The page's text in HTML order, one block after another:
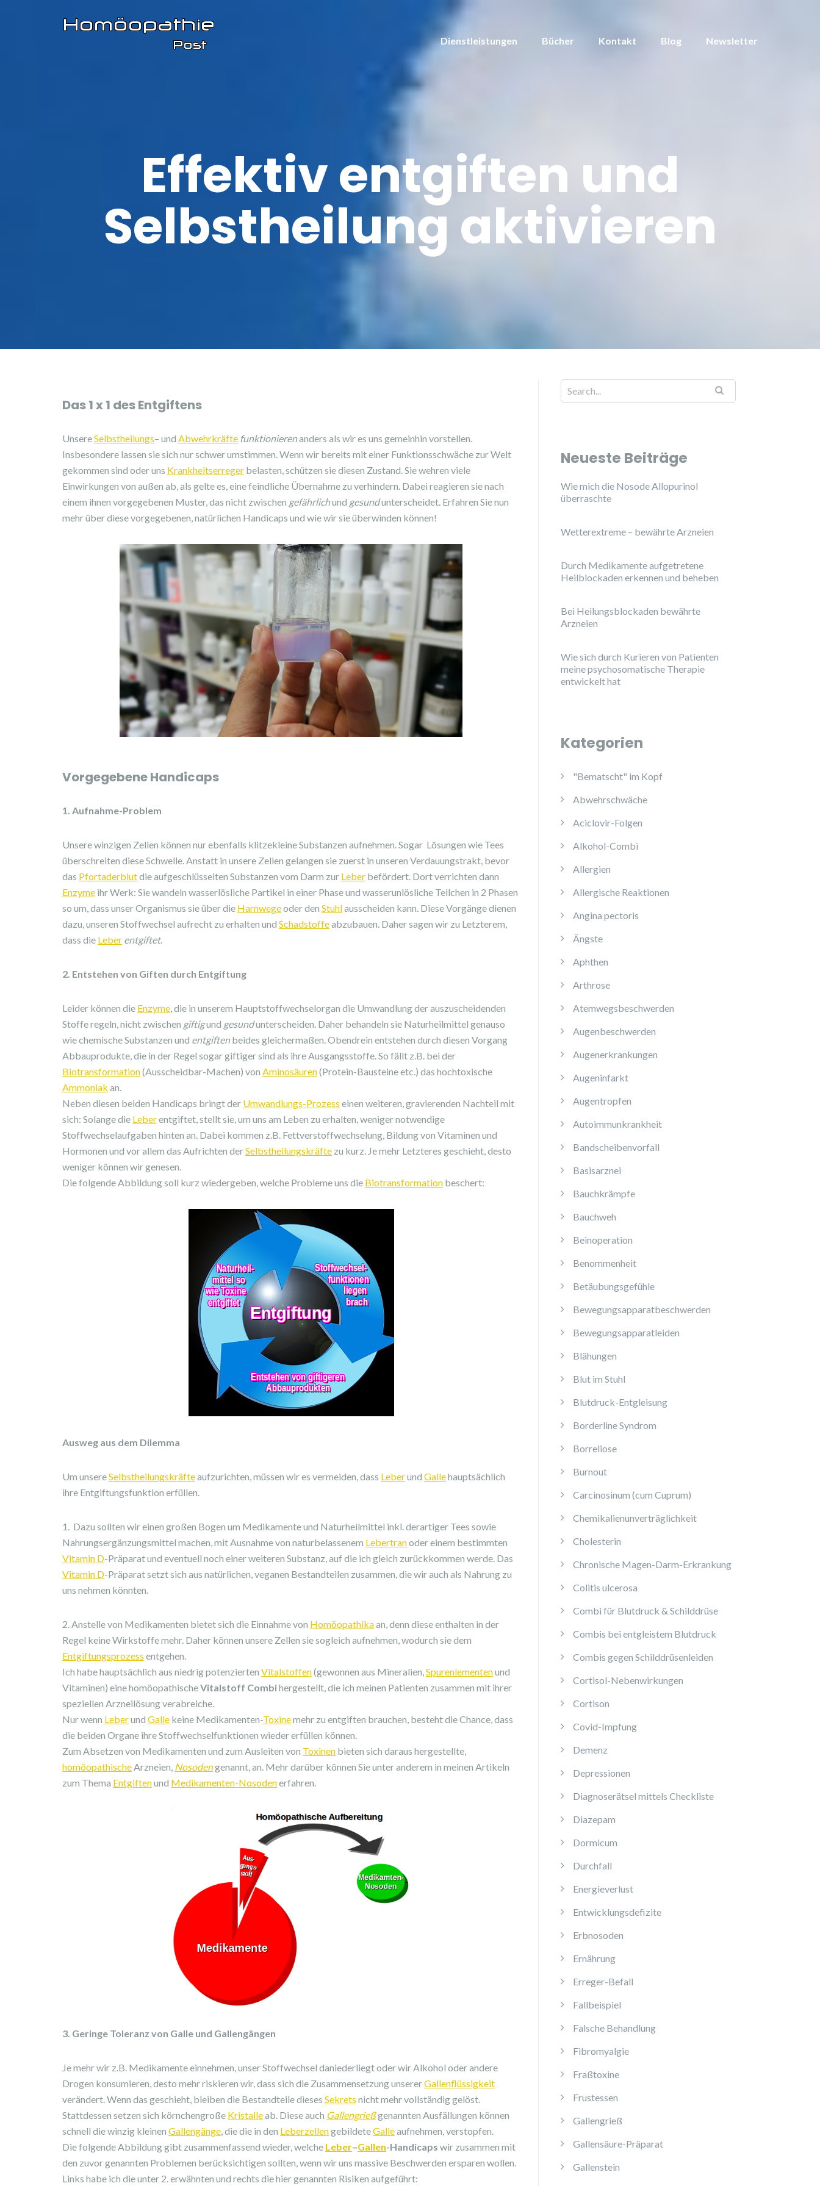
Dienstleistungen Bücher Kontakt Blog Newsletter
Effektiv entgiften und
Selbstheilung aktivieren
Das 1 x 1 des Entgiftens
UnsereSelbstheilungs– und Abwehrkräfte funktionierenanders als wir es uns gemeinhin vorstellen.
Insbesondere lassen sie sich nur schwer umstimmen. Wenn wir bereits mit einer Funktionsschwäche zur Welt
gekommen sind oder uns Krankheitserreger belasten, schützen sie diesen Zustand. Sie wehren viele
Einwirkungen von außen ab, als gelte es, eine feindliche Übernahme zu verhindern. Dabei reagieren sie nach
einem ihnen vorgegebenen Muster, das nicht zwischen gefährlichund gesundunterscheidet. Erfahren Sie nun
mehr über diese vorgegebenen, natürlichen Handicaps und wie wir sie überwinden können!
Vorgegebene Handicaps
1. Aufnahme-Problem
Unsere winzigen Zellen können nur ebenfalls klitzekleine Substanzen aufnehmen. Sogar Lösungen wie Tees
überschreiten diese Schwelle. Anstatt in unsere Zellen gelangen sie zuerst in unseren Verdauungstrakt, bevor
das Pfortaderblutdie aufgeschlüsselten Substanzen vom Darm zur Leber befördert. Dort verrichten dann
Enzyme ihr Werk: Sie wandeln wasserlösliche Partikel in einer Phase und wasserunlösliche Teilchen in 2 Phasen
so um, dass unser Organismus sie über die Harnwegeoder den Stuhlausscheiden kann. Diese Vorgänge dienen
dazu, unseren Stoffwechsel aufrecht zu erhalten und Schadstoffeabzubauen. Daher sagen wir zu Letzterem,
dass die Leber entgiftet.
2. Entstehen von Giften durch Entgiftung
Leider können die Enzyme, die in unserem Hauptstoffwechselorgan die Umwandlung der auszuscheidenden
Stoffe regeln, nicht zwischen giftigund gesundunterscheiden. Daher behandeln sie Naturheilmittel genauso
wie chemische Substanzen und entgiftenbeides gleichermaßen. Obendrein entstehen durch diesen Vorgang
Abbauprodukte, die in der Regel sogar giftiger sind als ihre Ausgangsstoffe. So fällt z.B. bei der
Biotransformation(Ausscheidbar-Machen) von Aminosäuren(Protein-Bausteine etc.) das hochtoxische
Ammoniak an.
Neben diesen beiden Handicaps bringt der Umwandlungs-Prozess einen weiteren, gravierenden Nachteil mit
sich: Solange die Leberentgiftet, stellt sie, um uns am Leben zu erhalten, weniger notwendige
Stoffwechselaufgaben hinten an. Dabei kommen z.B. Fettverstoffwechselung, Bildung von Vitaminen und
Hormonen und vor allem das Aufrichten derSelbstheilungskräfte zu kurz. Je mehr Letzteres geschieht, desto
weniger können wir genesen.
Die folgende Abbildung soll kurz wiedergeben, welche Probleme uns die Biotransformation beschert:
Ausweg aus dem Dilemma
Um unsereSelbstheilungskräfteaufzurichten, müssen wir es vermeiden, dass Leberund Gallehauptsächlich
ihre Entgiftungsfunktion erfüllen.
1. Dazu sollten wir einen großen Bogen um Medikamente und Naturheilmittel inkl. derartiger Tees sowie
Nahrungsergänzungsmittel machen, mit Ausnahme von naturbelassenem Lebertranoder einem bestimmten
Vitamin D-Präparat und eventuell noch einer weiteren Substanz, auf die ich gleich zurückkommen werde. Das
Vitamin D-Präparat setzt sich aus natürlichen, veganen Bestandteilen zusammen, die wir auch als Nahrung zu
uns nehmen könnten.
2. Anstelle von Medikamenten bietet sich die Einnahme von Homöopathikaan, denn diese enthalten in der
Regel keine Wirkstoffe mehr. Daher können unsere Zellen sie sogleich aufnehmen, wodurch sie dem
Entgiftungsprozess entgehen.
Ich habe hauptsächlich aus niedrig potenzierten Vitalstoffen(gewonnen aus Mineralien,Spurenlementenund
Vitaminen) eine homöopathischeVitalstoff Combihergestellt, die ich meinen Patienten zusammen mit ihrer
speziellen Arzneilösung verabreiche.
Nur wenn Leberund Galle keine Medikamenten-Toxinemehr zu entgiften brauchen, besteht die Chance, dass
die beiden Organe ihre Stoffwechselfunktionen wieder erfüllen können.
Zum Absetzen von Medikamenten und zum Ausleiten von Toxinen bieten sich daraus hergestellte,
homöopathischeArzneien, Nosodengenannt, an. Mehr darüber können Sie unter anderem in meinen Artikeln
zum Thema Entgiftenund Medikamenten-Nosodenerfahren.
3. Geringe Toleranz von Galle und Gallengängen
Je mehr wir z.B. Medikamente einnehmen, unser Stoffwechsel daniederliegt oder wir Alkohol oder andere
Drogen konsumieren, desto mehr riskieren wir, dass sich die Zusammensetzung unsererGallenflüssigkeit
verändert. Wenn das geschieht, bleiben die Bestandteile dieses Sekrets nicht mehr vollständig gelöst.
Stattdessen setzen sich körnchengroße Kristalleab. Diese auch Gallengrießgenannten Ausfällungen können
schnell die winzig kleinen Gallengänge , die die in den LeberzellengebildeteGalleaufnehmen, verstopfen.
Die folgende Abbildung gibt zusammenfassend wieder, welche Leber–Gallen-Handicaps wir zusammen mit
den zuvor genannten Problemen berücksichtigen sollten, wenn wir uns massive Beschwerden ersparen wollen.
Links habe ich die unter 2. erwähnten und rechts die hier genannten Risiken aufgeführt:
Neueste Beiträge
Wie mich die Nosode Allopurinol
überraschte
Wetterextreme – bewährte Arzneien
Durch Medikamente aufgetretene
Heilblockaden erkennen und beheben
Bei Heilungsblockaden bewährte
Arzneien
Wie sich durch Kurieren von Patienten
meine psychosomatische Therapie
entwickelt hat
Kategorien
"Bematscht" im Kopf
Abwehrschwäche
Aciclovir-Folgen
Alkohol-Combi
Allergien
Allergische Reaktionen
Angina pectoris
Ängste
Aphthen
Arthrose
Atemwegsbeschwerden
Augenbeschwerden
Augenerkrankungen
Augeninfarkt
Augentropfen
Autoimmunkrankheit
Bandscheibenvorfall
Basisarznei
Bauchkrämpfe
Bauchweh
Beinoperation
Benommenheit
Betäubungsgefühle
Bewegungsapparatbeschwerden
Bewegungsapparatleiden
Blähungen
Blut im Stuhl
Blutdruck-Entgleisung
Borderline Syndrom
Borreliose
Burnout
Carcinosinum (cum Cuprum)
Chemikalienunverträglichkeit
Cholesterin
Chronische Magen-Darm-Erkrankung
Colitis ulcerosa
Combi für Blutdruck & Schilddrüse
Combis bei entgleistem Blutdruck
Combis gegen Schilddrüsenleiden
Cortisol-Nebenwirkungen
Cortison
Covid-Impfung
Demenz
Depressionen
Diagnoserätsel mittels Checkliste
Diazepam
Dormicum
Durchfall
Energieverlust
Entwicklungsdefizite
Erbnosoden
Ernährung
Erreger-Befall
Fallbeispiel
Falsche Behandlung
Fibromyalgie
Fraßtoxine
Frustessen
Gallengrieß
Gallensäure-Präparat
Gallenstein